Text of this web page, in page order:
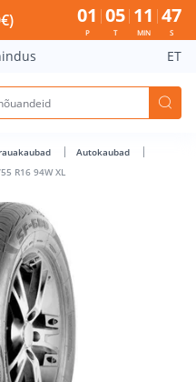
55 R16 94W XL - Bauhof
01
P
05
T
11
MIN
47
S
ET
Autokaubad
R16 94W XL